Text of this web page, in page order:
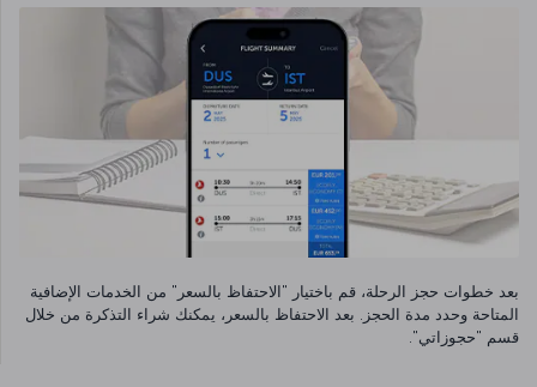
بعد خطوات حجز الرحلة، قم باختيار "الاحتفاظ بالسعر" من الخدمات الإضافية
المتاحة وحدد مدة الحجز. بعد الاحتفاظ بالسعر، يمكنك شراء التذكرة من خلال
قسم "حجوزاتي".